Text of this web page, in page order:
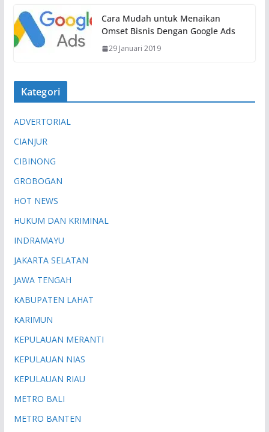
Cara Mudah untuk Menaikan
Omset Bisnis Dengan Google Ads
29 Januari 2019
Kategori
ADVERTORIAL
CIANJUR
CIBINONG
GROBOGAN
HOT NEWS
HUKUM DAN KRIMINAL
INDRAMAYU
JAKARTA SELATAN
JAWA TENGAH
KABUPATEN LAHAT
KARIMUN
KEPULAUAN MERANTI
KEPULAUAN NIAS
KEPULAUAN RIAU
METRO BALI
METRO BANTEN